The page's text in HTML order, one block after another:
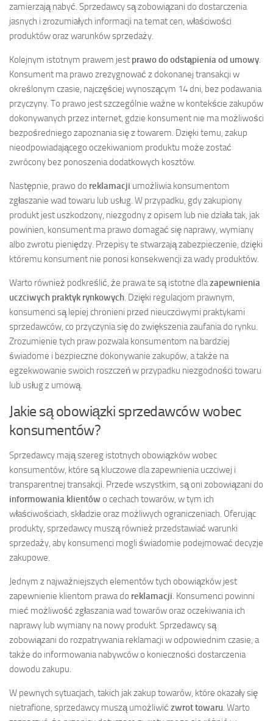
zamierzają nabyć. Sprzedawcy są zobowiązani do dostarczenia
jasnych i zrozumiałych informacji na temat cen, właściwości
produktów oraz warunków sprzedaży.
Kolejnym istotnym prawem jest prawo do odstąpienia od umowy
Konsument ma prawo zrezygnować z dokonanej transakcji w
określonym czasie, najczęściej wynoszącym 14 dni, bez podawania
przyczyny. To prawo jest szczególnie ważne w kontekście zakupów
dokonywanych przez internet, gdzie konsument nie ma możliwości
bezpośredniego zapoznania się z towarem. Dzięki temu, zakup
nieodpowiadającego oczekiwaniom produktu może zostać
zwrócony bez ponoszenia dodatkowych kosztów.
Następnie, prawo do reklamacji umożliwia konsumentom
zgłaszanie wad towaru lub usług. W przypadku, gdy zakupiony
produkt jest uszkodzony, niezgodny z opisem lub nie działa tak, jak
powinien, konsument ma prawo domagać się naprawy, wymiany
albo zwrotu pieniędzy. Przepisy te stwarzają zabezpieczenie, dzięki
któremu konsument nie ponosi konsekwencji za wady produktów.
Warto również podkreślić, że prawa te są istotne dlazapewnienia
uczciwych praktyk rynkowych . Dzięki regulacjom prawnym,
konsumenci są lepiej chronieni przed nieuczciwymi praktykami
sprzedawców, co przyczynia się do zwiększenia zaufania do rynku.
Zrozumienie tych praw pozwala konsumentom na bardziej
świadome i bezpieczne dokonywanie zakupów, a także na
egzekwowanie swoich roszczeń w przypadku niezgodności towaru
lub usług z umową.
Jakie są obowiązki sprzedawców wobec
konsumentów?
Sprzedawcy mają szereg istotnych obowiązków wobec
konsumentów, które są kluczowe dla zapewnienia uczciwej i
transparentnej transakcji. Przede wszystkim, są oni zobowiązani do
informowania klientów o cechach towarów, w tym ich
właściwościach, składzie oraz możliwych ograniczeniach. Oferując
produkty, sprzedawcy muszą również przedstawiać warunki
sprzedaży, aby konsumenci mogli świadomie podejmować decyzje
zakupowe.
Jednym z najważniejszych elementów tych obowiązków jest
zapewnienie klientom prawa do reklamacji . Konsumenci powinni
mieć możliwość zgłaszania wad towarów oraz oczekiwania ich
naprawy lub wymiany na nowy produkt. Sprzedawcy są
zobowiązani do rozpatrywania reklamacji w odpowiednim czasie, a
także do informowania nabywców o konieczności dostarczenia
dowodu zakupu.
W pewnych sytuacjach, takich jak zakup towarów, które okazały się
nietrafione, sprzedawcy muszą umożliwić zwrot towaru . Warto